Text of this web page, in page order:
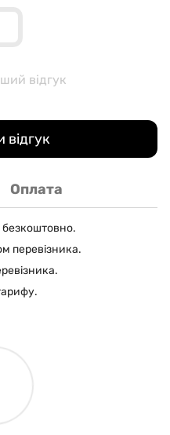
відгук
відгук
Оплата
перевізника.